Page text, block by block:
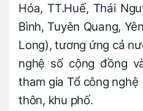
Hóa, TT.Huế, Thái
Bình, Tuyên Quang,
Long), tương ứng cả
nghệ số cộng đồng
tham gia Tổ công
thôn, khu phố.